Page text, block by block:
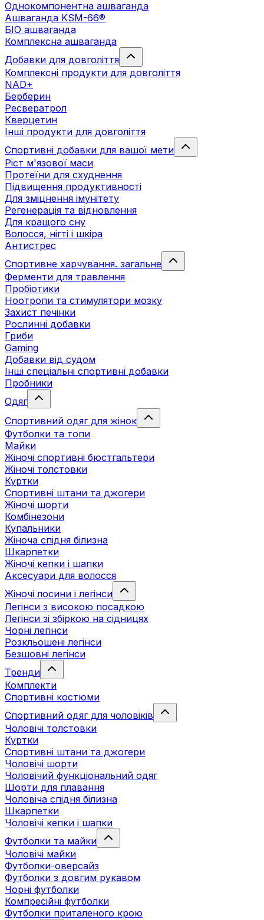
Однокомпонентна ашваганда
Ашваганда KSM-66®
БІО ашваганда
Комплексна ашваганда
Добавки для довголіття
Комплексні продукти для довголіття
NAD+
Берберин
Ресвератрол
Кверцетин
Інші продукти для довголіття
Спортивні добавки для вашої мети
Ріст м'язової маси
Протеїни для схуднення
Підвищення продуктивності
Для зміцнення імунітету
Регенерація та відновлення
Для кращого сну
Волосся, нігті і шкіра
Антистрес
Спортивне харчування. загальне
Ферменти для травлення
Пробіотики
Ноотропи та стимулятори мозку
Захист печінки
Рослинні добавки
Гриби
Gaming
Добавки від судом
Інші спеціальні спортивні добавки
Пробники
Одяг
Спортивний одяг для жінок
Футболки та топи
Майки
Жіночі спортивні бюстгальтери
Жіночі толстовки
Куртки
Спортивні штани та джогери
Жіночі шорти
Комбінезони
Купальники
Жіноча спідня білизна
Шкарпетки
Жіночі кепки і шапки
Аксесуари для волосся
Жіночі лосини і легінси
Легінси з високою посадкою
Легінси зі збіркою на сідницях
Чорні легінси
Розкльошені легінси
Безшовні легінси
Тренди
Комплекти
Спортивні костюми
Спортивний одяг для чоловіків
Чоловічі толстовки
Куртки
Спортивні штани та джогери
Чоловічі шорти
Чоловічий функціональний одяг
Шорти для плавання
Чоловіча спідня білизна
Шкарпетки
Чоловічі кепки і шапки
Футболки та майки
Чоловічі майки
Футболки-оверсайз
Футболки з довгим рукавом
Чорні футболки
Компресійні футболки
Футболки приталеного крою